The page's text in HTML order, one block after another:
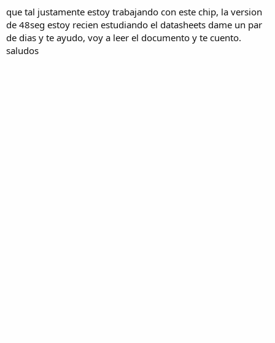
que tal justamente estoy trabajando con este chip, la version
de 48seg estoy recien estudiando el datasheets dame un par
de dias y te ayudo, voy a leer el documento y te cuento.
saludos